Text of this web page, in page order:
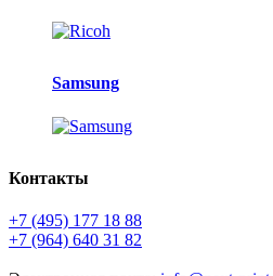
Samsung
Контакты
+7 (495) 177 18 88
+7 (964) 640 31 82